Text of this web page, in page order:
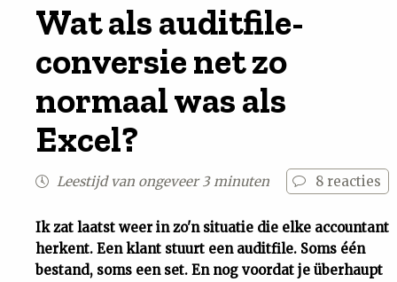
Achtergrond
Uit
Feiten
Wat als auditfile-
conversie net zo
normaal was als
Excel?
Leestijd van ongeveer 3 minuten 8 reacties
Ik zat laatst weer in zo'n situatie die elke accountant
herkent. Een klant stuurt een auditfile. Soms één
bestand, soms een set. En nog voordat je überhaupt